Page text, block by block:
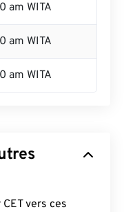
am WITA
am WITA
am WITA
vers ces